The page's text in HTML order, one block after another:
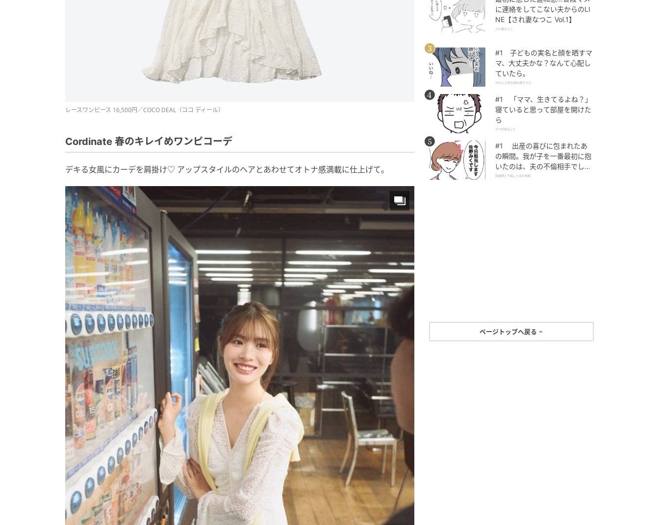
レースワンピース 16,500円／COCO DEAL（ココ ディール）
Cordinate 春のキレイめワンピコーデ
デキる女風にカーデを肩掛け♡ アップスタイルのヘアとあわせてオトナ感満載に仕上げて。
に連絡をしてこない夫からのLI
NE【され妻なつこ Vol.1】
され妻なつこ
#1 子どもの実名と顔を晒すマ
マ、大丈夫かな？なんて心配し
ていたら。
SNSに子供の顔を晒すママ
#1 「ママ、生きてるよね？」
寝ていると思って部屋を開けた
ら
ママが家出した
#1 出産の喜びに包まれたあ
の瞬間。我が子を一番最初に抱
いたのは、夫の不倫相手でし
た。
助産師と不倫した夫の末路
ページトップへ戻る